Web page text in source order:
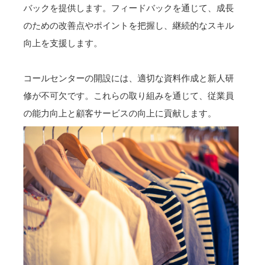
バックを提供します。フィードバックを通じて、成長
のための改善点やポイントを把握し、継続的なスキル
向上を支援します。
コールセンターの開設には、適切な資料作成と新人研
修が不可欠です。これらの取り組みを通じて、従業員
の能力向上と顧客サービスの向上に貢献します。